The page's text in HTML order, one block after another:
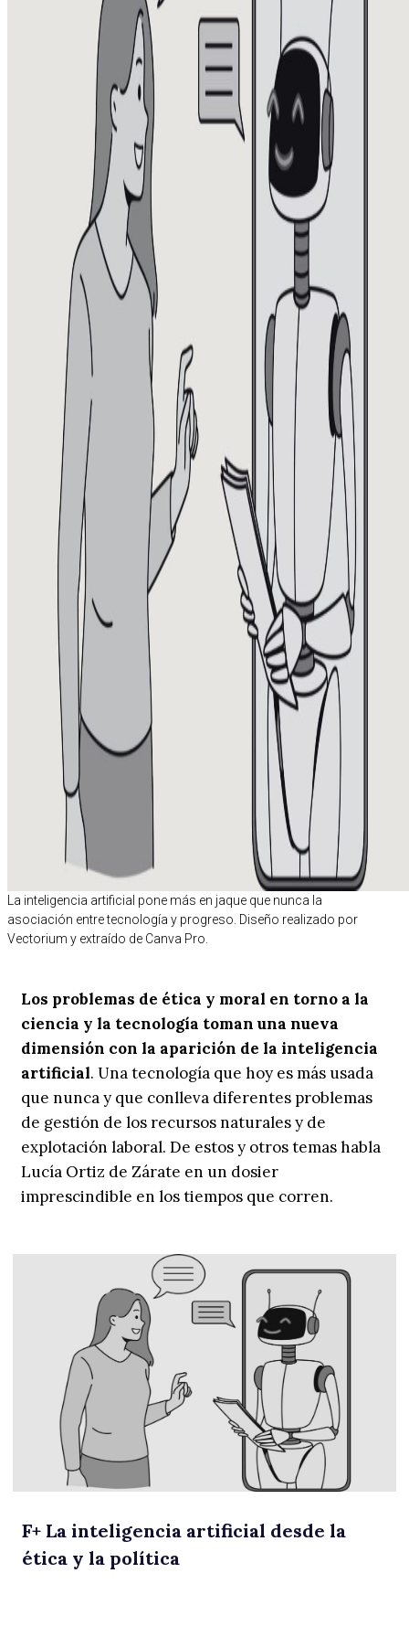
La inteligencia artificial pone más en jaque que nunca la
asociación entre tecnología y progreso. Diseño realizado por
Vectorium y extraído de Canva Pro.
Los problemas de ética y moral en torno a la
ciencia y la tecnología toman una nueva
dimensión con la aparición de la inteligencia
artificial. Una tecnología que hoy es más usada
que nunca y que conlleva diferentes problemas
de gestión de los recursos naturales y de
explotación laboral. De estos y otros temas habla
Lucía Ortiz de Zárate en un dosier
imprescindible en los tiempos que corren.
F+ La inteligencia artificial desde la
ética y la política